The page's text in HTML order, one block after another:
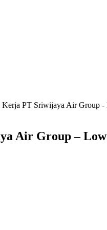
PT Sriwijaya Air Group -
Air Group –